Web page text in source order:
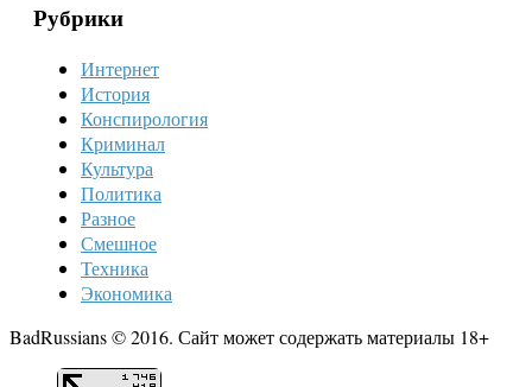
Рубрики
Интернет
История
Конспирология
Криминал
Культура
Политика
Разное
Смешное
Техника
Экономика
BadRussians © 2016. Сайт может содержать материалы 18+